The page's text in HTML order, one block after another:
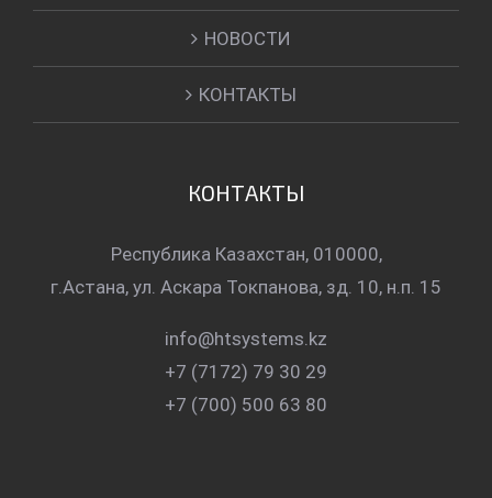
НОВОСТИ
КОНТАКТЫ
КОНТАКТЫ
Республика Казахстан, 010000,
г.Астана, ул. Аскара Токпанова, зд. 10, н.п. 15
info@htsystems.kz
+7 (7172) 79 30 29
+7 (700) 500 63 80